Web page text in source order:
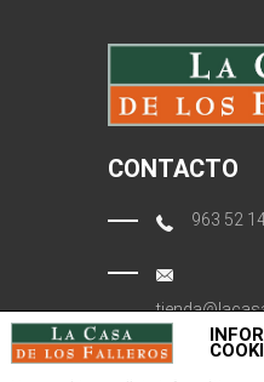
CONTACTO
963 52
Calle